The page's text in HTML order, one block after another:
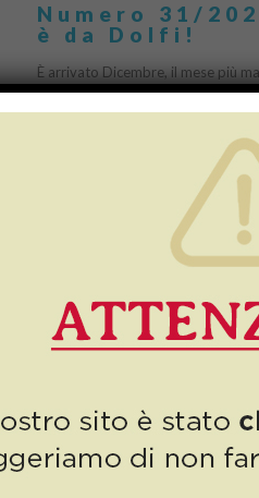
Numero 31/
è da Dolfi!
È arrivato Dicembre, il mese più
Autodemolizioni Dolfi è
i più giovani protagonisti: una